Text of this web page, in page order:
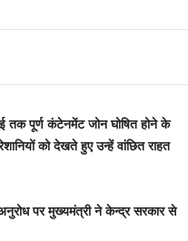
पूर्ण कंटेनमेंट जोन घोषित होने के
को देखते हुए उन्हें वांछित राहत
पर मुख्यमंत्री ने केन्द्र सरकार से